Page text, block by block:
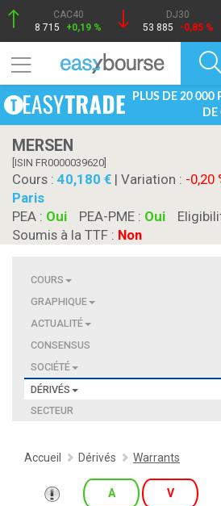
CAC40
8 715
+0,19 %
DJ30
53 885
-0,85 %
PLUS DE 20 000
DE
MERSEN
[ISIN FR0000039620]
Cours : 40,180 | Variation : -0,20
Paris
PEA : Oui PEA-PME : Oui
Soumis à la TTF : Non
COURS
GRAPHIQUE
ACTUALITÉ
CONSENSUS
SOCIÉTÉ
DÉRIVÉS
SECTEUR
Accueil Dérivés Warrants
A V